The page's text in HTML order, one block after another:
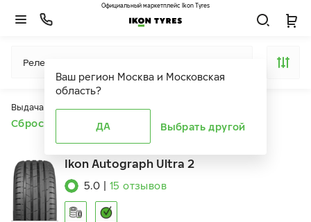
Ваш регион Москва и Московская
область?
ДА Выбрать другой
Официальный маркетплейс Ikon Tyres
Релевантность
Выдача продуктов ограничена действием фильтров
Сбросить все фильтры
Ikon Autograph Ultra 2
5.0 15 отзывов